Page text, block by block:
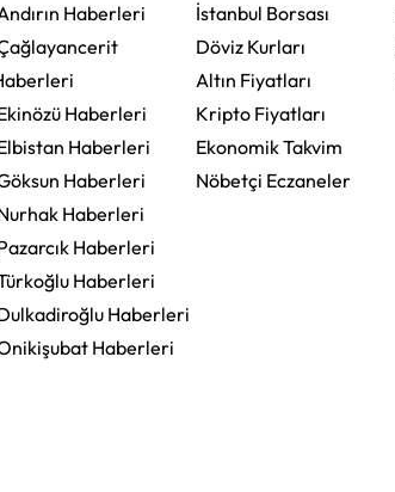
Haberleri
Haberleri
Haberleri
Haberleri
Haberleri
Haberleri
Haberleri
Haberleri
Haberleri
İstanbul Borsası
Döviz Kurları
Altın Fiyatları
Kripto Fiyatları
Ekonomik Takvim
Nöbetçi Eczaneler